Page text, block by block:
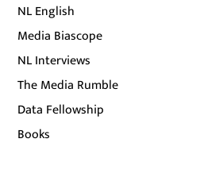
NL English
Media Biascope
NL Interviews
The Media Rumble
Data Fellowship
Books